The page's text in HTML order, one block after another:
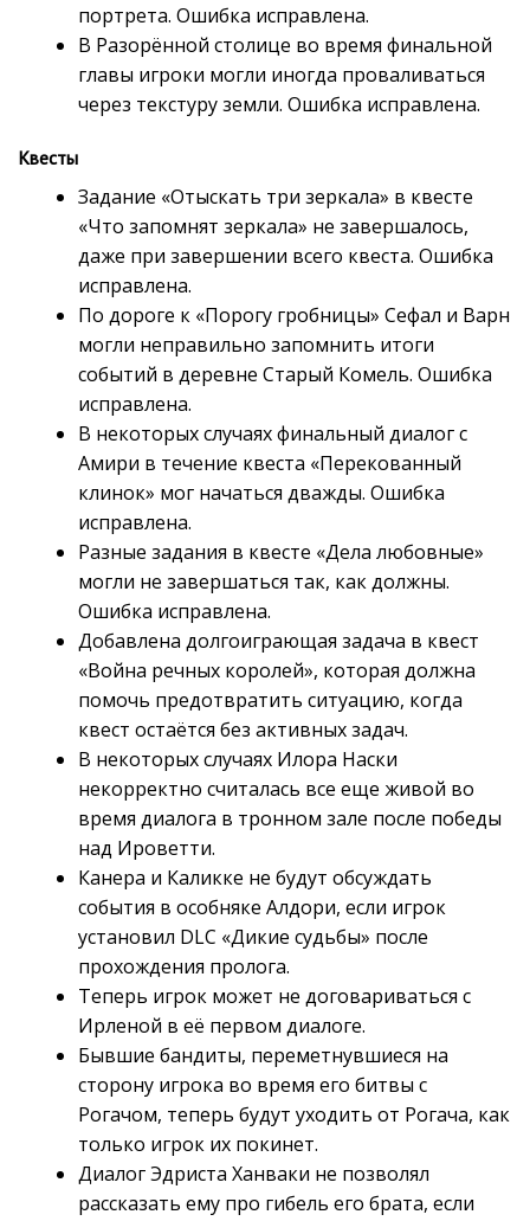
портрета. Ошибка исправлена.
В Разорённой столице во время финальной
главы игроки могли иногда проваливаться
через текстуру земли. Ошибка исправлена.
Квесты
Задание «Отыскать три зеркала» в квесте
«Что запомнят зеркала» не завершалось,
даже при завершении всего квеста. Ошибка
исправлена.
По дороге к «Порогу гробницы» Сефал и Варн
могли неправильно запомнить итоги
событий в деревне Старый Комель. Ошибка
исправлена.
В некоторых случаях финальный диалог с
Амири в течение квеста «Перекованный
клинок» мог начаться дважды. Ошибка
исправлена.
Разные задания в квесте «Дела любовные»
могли не завершаться так, как должны.
Ошибка исправлена.
Добавлена долгоиграющая задача в квест
«Война речных королей», которая должна
помочь предотвратить ситуацию, когда
квест остаётся без активных задач.
В некоторых случаях Илора Наски
некорректно считалась все еще живой во
время диалога в тронном зале после победы
над Ироветти.
Канера и Каликке не будут обсуждать
события в особняке Алдори, если игрок
установил DLC «Дикие судьбы» после
прохождения пролога.
Теперь игрок может не договариваться с
Ирленой в её первом диалоге.
Бывшие бандиты, переметнувшиеся на
сторону игрока во время его битвы с
Рогачом, теперь будут уходить от Рогача, как
только игрок их покинет.
Диалог Эдриста Ханваки не позволял
рассказать ему про гибель его брата, если